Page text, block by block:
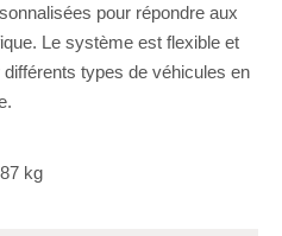
pour répondre aux
Le système est flexible et
types de véhicules en
kg